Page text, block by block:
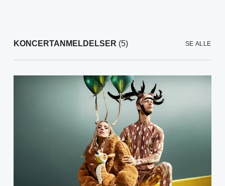
KONCERTANMELDELSER (5) SE ALLE